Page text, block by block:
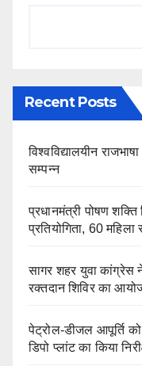
Recent Posts
विश्वविद्यालयीन
सम्पन्न
प्रधानमंत्री पोषण
प्रतियोगिता, 60 महिला
सागर शहर युवा कांग्रेस
रक्तदान शिविर का
पेट्रोल-डीजल आपूर्ति
डिपो प्लांट का किया